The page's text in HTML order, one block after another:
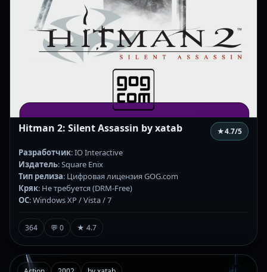
Hitman 2: Silent Assassin by xatab ★4.7/5
Разработчик: IO Interactive
Издатель: Square Enix
Тип релиза: Цифровая лицензия GOG.com
Кряк: Не требуется (DRM-Free)
ОС: Windows XP / Vista / 7
364 💬 0 ★ 4.7